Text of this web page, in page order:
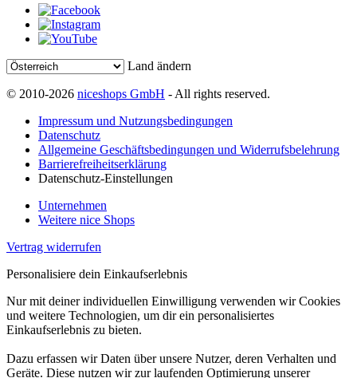
Land ändern
© 2010-2026 niceshops GmbH - All rights reserved.
Impressum und Nutzungsbedingungen
Datenschutz
Allgemeine Geschäftsbedingungen und Widerrufsbelehrung
Barrierefreiheitserklärung
Datenschutz-Einstellungen
Unternehmen
Weitere nice Shops
Vertrag widerrufen
Personalisiere dein Einkaufserlebnis
Nur mit deiner individuellen Einwilligung verwenden wir Cookies
und weitere Technologien, um dir ein personalisiertes
Einkaufserlebnis zu bieten.
Dazu erfassen wir Daten über unsere Nutzer, deren Verhalten und
Geräte. Diese nutzen wir zur laufenden Optimierung unserer